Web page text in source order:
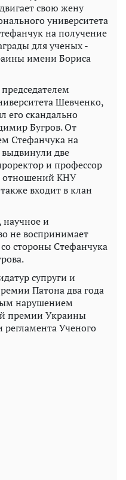
свою жену
университета
на получение
для ученых -
имени Бориса
Шевченко,
его скандально
Бугров. От
Стефанчука на
две
и профессор
отношений КНУ
входит в клан
и
не воспринимает
стороны Стефанчука
супруги и
Патона два года
нарушением
премии Украины
Ученого